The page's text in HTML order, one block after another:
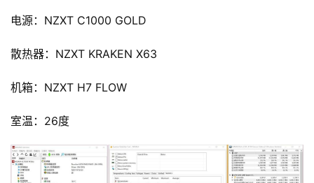
电源：NZXT C1000 GOLD
散热器：NZXT KRAKEN X63
机箱：NZXT H7 FLOW
室温：26度